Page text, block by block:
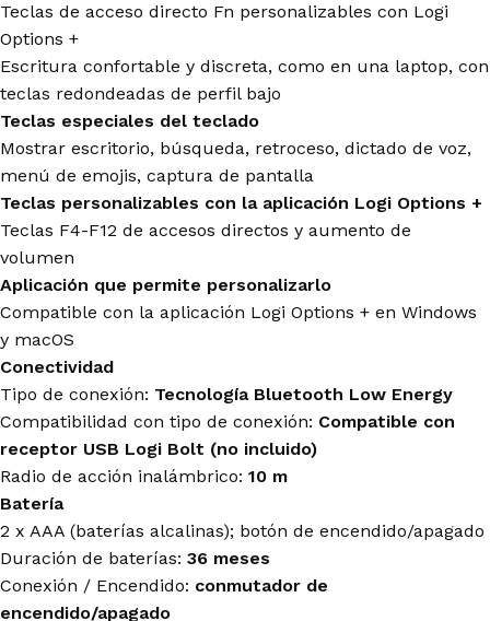
Teclas de acceso directo Fn personalizables con Logi
Options +
Escritura confortable y discreta, como en una laptop, con
teclas redondeadas de perfil bajo
Teclas especiales del teclado
Mostrar escritorio, búsqueda, retroceso, dictado de voz,
menú de emojis, captura de pantalla
Teclas personalizables con la aplicación Logi Options +
Teclas F4-F12 de accesos directos y aumento de
volumen
Aplicación que permite personalizarlo
Compatible con la aplicación Logi Options + en Windows
y macOS
Conectividad
Tipo de conexión: Tecnología Bluetooth Low Energy
Compatibilidad con tipo de conexión: Compatible con
receptor USB Logi Bolt (no incluido)
Radio de acción inalámbrico: 10 m
Batería
2 x AAA (baterías alcalinas); botón de encendido/apagado
Duración de baterías: 36 meses
Conexión / Encendido: conmutador de
encendido/apagado